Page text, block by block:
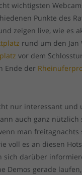
wichtigsten
Punkte des
zeigen live, wie es
rund um den Jan
vor dem
Ende der
nur interessant und
auch ganz nützlich
man freitagnachts
voll es an diesen
sich darüber
Demos gerade